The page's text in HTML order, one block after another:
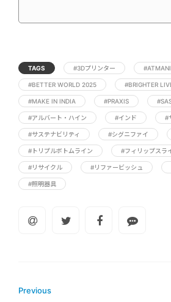
TAGS #3Dプリンター
#BETTER WORLD 2025 #BRIGHTER
#MAKE IN INDIA #PRAXIS
#アルバート・ハイン #インド #
#サステナビリティ #シグニファイ
#トリプルボトムライン #フィリップスラ
#リサイクル #リファービッシュ
#照明器具
Previous